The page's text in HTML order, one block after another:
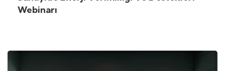
Webinarı